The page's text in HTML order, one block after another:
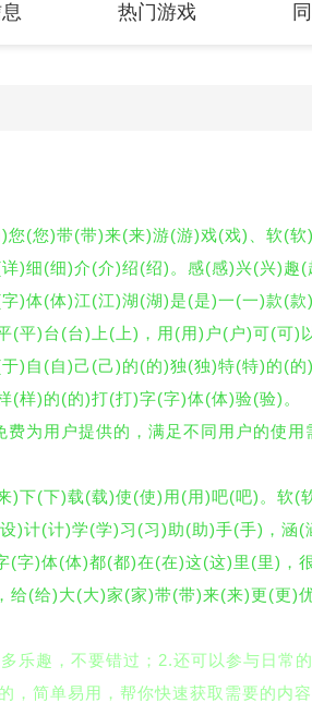
热门游戏
(您)带(带)来(来)游(游)戏(戏)、软(
)细(细)介(介)绍(绍)。感(感)兴(兴)趣(
)体(体)江(江)湖(湖)是(是)一(一)款(
平)台(台)上(上)，用(用)户(户)可(可)
)自(自)己(己)的(的)独(独)特(特)的(
样)的(的)打(打)字(字)体(体)验(验)。
为用户提供的，满足不同用户的使用
)下(下)载(载)使(使)用(用)吧(吧)。软(
)计(计)学(学)习(习)助(助)手(手)，涵(
)体(体)都(都)在(在)这(这)里(里)，
(给)大(大)家(家)带(带)来(来)更(更)
乐趣，不要错过；2.还可以参与日常
简单易用，帮你快速获取需要的内容